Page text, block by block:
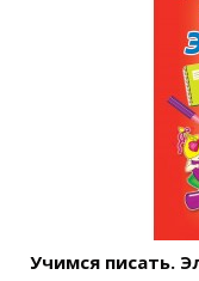
Учимся писать.